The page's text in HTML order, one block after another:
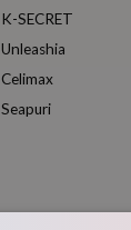
K-SECRET
Unleashia
Celimax
Seapuri